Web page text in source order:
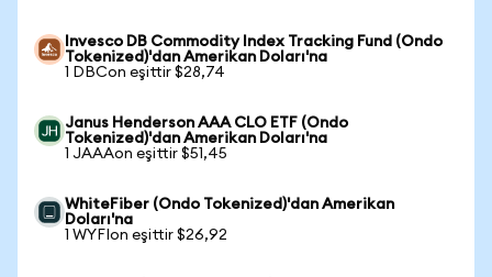
Invesco DB Commodity Index Tracking Fund (Ondo
Tokenized)'dan Amerikan Doları'na
1 DBCon eşittir $28,74
Janus Henderson AAA CLO ETF (Ondo
Tokenized)'dan Amerikan Doları'na
1 JAAAon eşittir $51,45
WhiteFiber (Ondo Tokenized)'dan Amerikan
Doları'na
1 WYFIon eşittir $26,92